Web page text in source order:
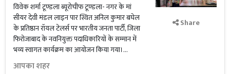
विवेक शर्मा टूण्डला ब्यूरोचीफ टूण्डला- नगर के मां
सीयर देवी मंडल लाइन पार स्थित अनिल कुमार बघेल
के प्रतिष्ठान रॉयल टेलर्स पर भारतीय जनता पार्टी, जिला
फिरोजाबाद के नवनियुक्त पदाधिकारियों के सम्मान में
भव्य स्वागत कार्यक्रम का आयोजन किया गया।...
आपका शहर
Share